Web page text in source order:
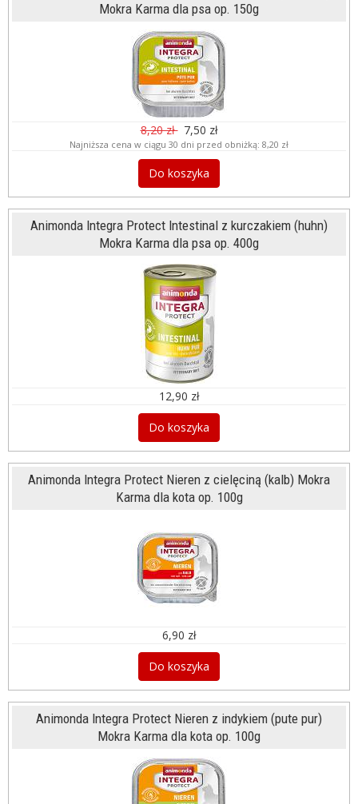
Mokra Karma dla psa op. 150g
8,20 zł 7,50 zł
Najniższa cena w ciągu 30 dni przed obniżką: 8,20 zł
Do koszyka
Animonda Integra Protect Intestinal z kurczakiem (huhn)
Mokra Karma dla psa op. 400g
12,90 zł
Do koszyka
Animonda Integra Protect Nieren z cielęciną (kalb) Mokra
Karma dla kota op. 100g
6,90 zł
Do koszyka
Animonda Integra Protect Nieren z indykiem (pute pur)
Mokra Karma dla kota op. 100g